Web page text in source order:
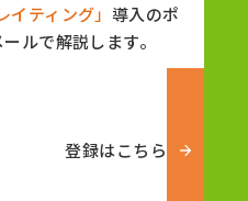
ティング」 導入のポ
ルで解説します。
登録はこちら